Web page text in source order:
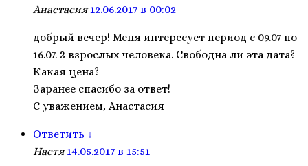
Анастасия12.06.2017 в 00:02
добрый вечер! Меня интересует период с 09.07 по
16.07. 3 взрослых человека. Свободна ли эта дата?
Какая цена?
Заранее спасибо за ответ!
С уважением, Анастасия
Ответить ↓
Настя14.05.2017 в 15:51